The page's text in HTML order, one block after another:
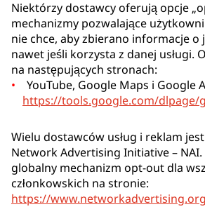
Niektórzy dostawcy oferują opcje
mechanizmy pozwalające
nie chce, aby zbierano informacje o
nawet jeśli korzysta z danej usługi.
na następujących stronach:
YouTube, Google Maps i Google
https://tools.google.com/dlpage/
Wielu dostawców usług i reklam
Network Advertising Initiative –
globalny mechanizm opt-out dla
członkowskich na stronie:
https://